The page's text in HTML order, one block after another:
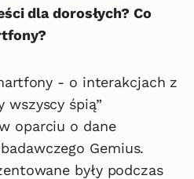
dla dorosłych? Co
- o interakcjach z
wszyscy śpią”
oparciu o dane
Gemius.
były podczas